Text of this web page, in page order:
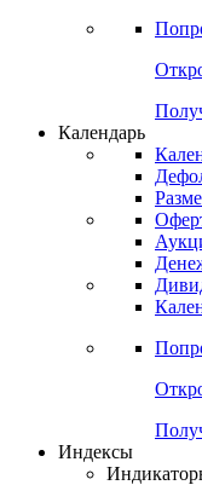
Календарь
Индексы